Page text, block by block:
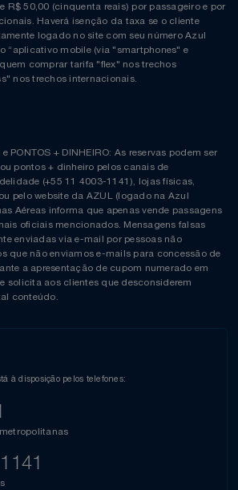
R$ 50,00 (cinquenta reais) por passageiro e por
Haverá isenção da taxa se o cliente
logado no site com seu número Azul
“aplicativo mobile (via "smartphones" e
comprar tarifa "flex" nos trechos
nos trechos internacionais.
e PONTOS + DINHEIRO: As reservas podem ser
pontos + dinheiro pelos canais de
(+55 11 4003-1141), lojas físicas,
pelo website da AZUL (logado na Azul
Aéreas informa que apenas vende passagens
oficiais mencionados. Mensagens falsas
enviadas via e-mail por pessoas não
que não enviamos e-mails para concessão de
a apresentação de cupom numerado em
solicita aos clientes que desconsiderem
conteúdo.
à disposição pelos telefones: